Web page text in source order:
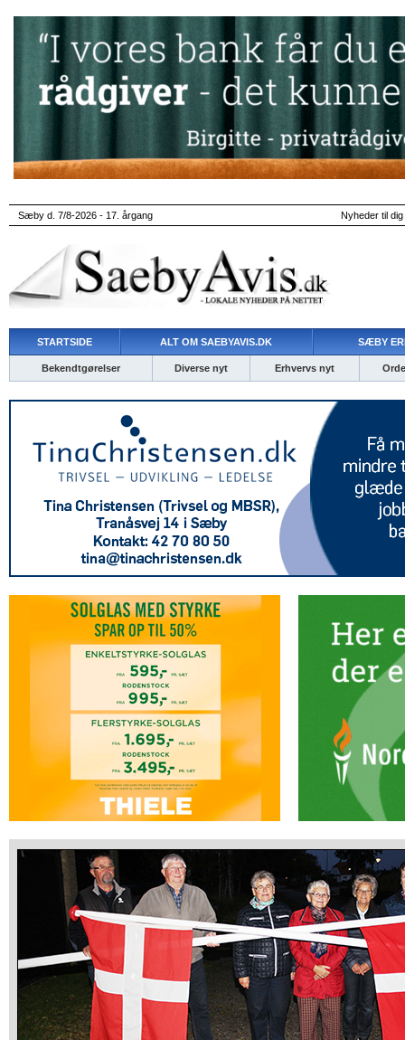
Sæby d. 7/8-2026 - 17. årgang Nyheder til
STARTSIDE ALT OM SAEBYAVIS.DK SÆBY
Bekendtgørelser Diverse nyt Erhvervs nyt